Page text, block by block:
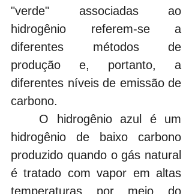
"verde" associadas ao
hidrogênio referem-se a
diferentes métodos de
produção e, portanto, a
diferentes níveis de emissão de
carbono.
hidrogênio de baixo carbono
produzido quando o gás natural
é tratado com vapor em altas
temperaturas por meio do